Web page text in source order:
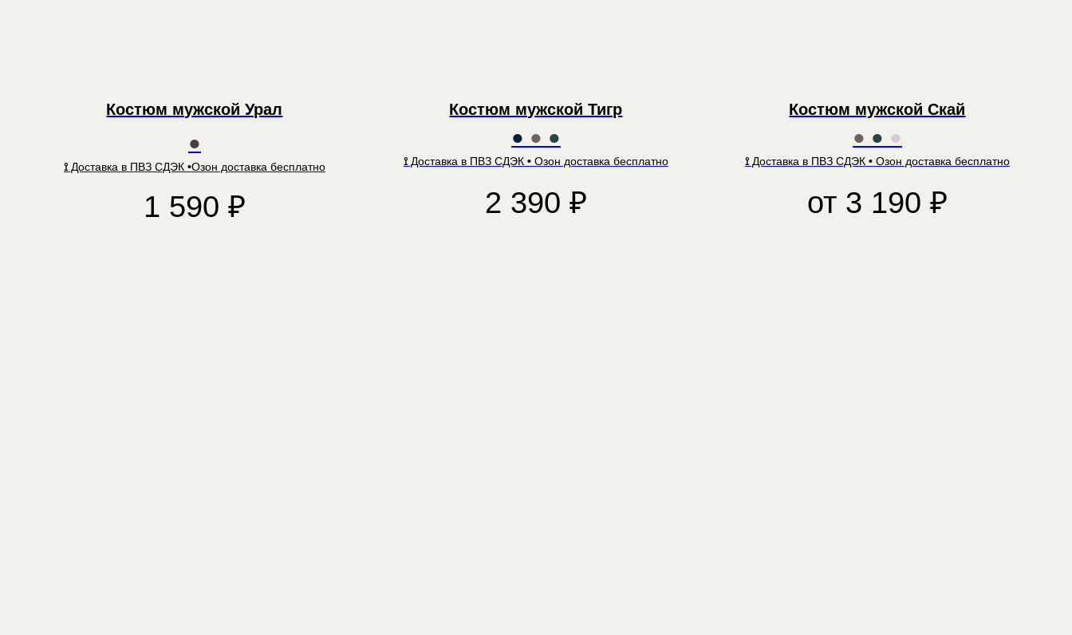
Костюм мужской Урал
●
⟟Доставка в ПВЗ СДЭК •Озон доставка бесплатно
1 590 ₽
Костюм мужской Тигр
● ● ●
⟟Доставка в ПВЗ СДЭК • Озон доставка бесплатно
2 390 ₽
Костюм мужской Скай
● ● ●
⟟Доставка в ПВЗ СДЭК • Озон доставка бесплатно
от 3 190 ₽